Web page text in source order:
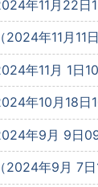
年11月22日
2024年11月11
年11月 1日
年10月18日
年9月 9日
2024年9月 7